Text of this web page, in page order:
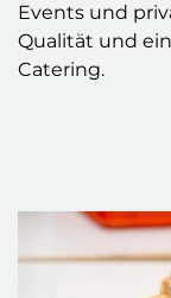
Events und
Qualität und
Catering.